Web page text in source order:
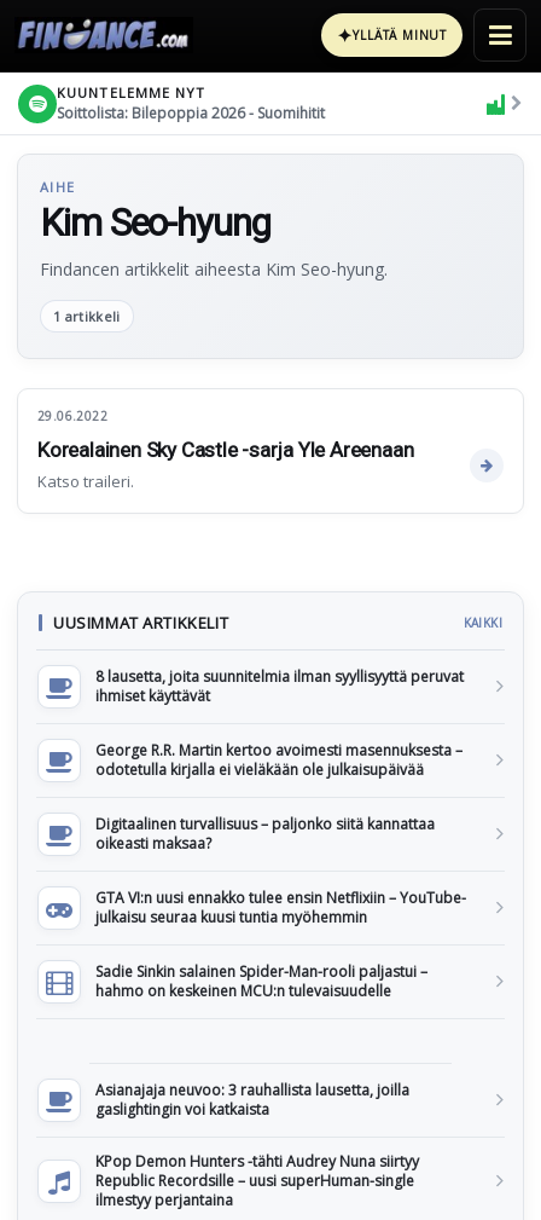
✦YLLÄTÄ MINUT
KUUNTELEMME NYT
Soittolista: Bilepoppia 2026 - Suomihitit
AIHE
Kim Seo-hyung
Findancen artikkelit aiheesta Kim Seo-hyung.
1 artikkeli
29.06.2022
Korealainen Sky Castle -sarja Yle Areenaan
Katso traileri.
UUSIMMAT ARTIKKELIT KAIKKI
8 lausetta, joita suunnitelmia ilman syyllisyyttä peruvat
ihmiset käyttävät
George R.R. Martin kertoo avoimesti masennuksesta –
odotetulla kirjalla ei vieläkään ole julkaisupäivää
Digitaalinen turvallisuus – paljonko siitä kannattaa
oikeasti maksaa?
GTA VI:n uusi ennakko tulee ensin Netflixiin – YouTube-
julkaisu seuraa kuusi tuntia myöhemmin
Sadie Sinkin salainen Spider-Man-rooli paljastui –
hahmo on keskeinen MCU:n tulevaisuudelle
Asianajaja neuvoo: 3 rauhallista lausetta, joilla
gaslightingin voi katkaista
KPop Demon Hunters -tähti Audrey Nuna siirtyy
Republic Recordsille – uusi superHuman-single
ilmestyy perjantaina